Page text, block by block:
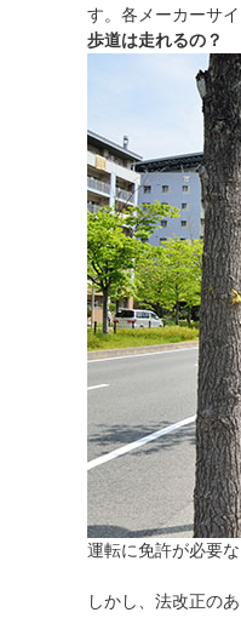
す。各メーカーサ
歩道は走れるの？
運転に免許が必要
しかし、法改正の